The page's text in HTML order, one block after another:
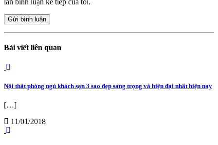
lần bình luận kế tiếp của tôi.
Bài viết liên quan
Nội thất phòng ngủ khách sạn 3 sao đẹp sang trọng và hiện đại nhất hiện nay
[…]
11/01/2018